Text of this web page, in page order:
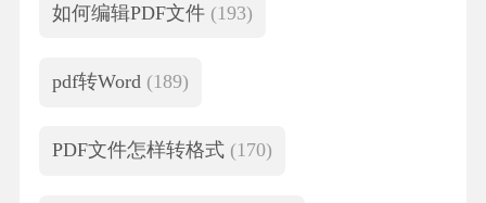
如何编辑PDF文件 (193)
pdf转Word (189)
PDF文件怎样转格式 (170)